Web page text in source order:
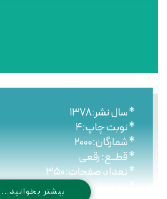
* سال نشر:۱۳۷۸
* نوبت چاپ:۴
* شمارگان:۲۰۰۰
* قطــع: رقعی
* تعداد صفحات:۳۵۰
* نـوع جلـد: شومیزبیشتر بخوانید...